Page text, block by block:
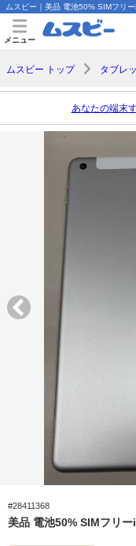
ムスビー｜美品 電池50% SIMフリ
メニュー
ムスビー トップ タブレ
あなたの端末
#28411368
美品 電池50% SIMフリ